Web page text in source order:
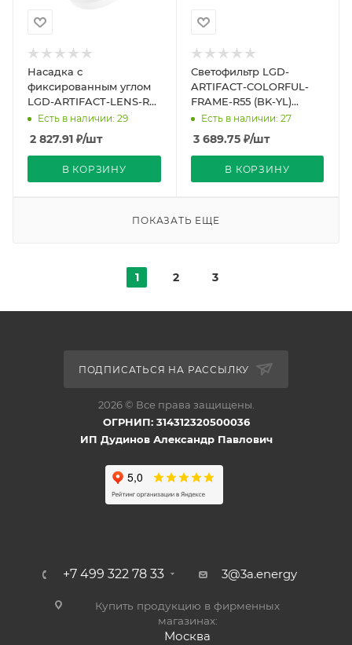
Насадка с
фиксированным углом
LGD-ARTIFACT-LENS-R65
(WH, 40 deg) (Arlight,
Есть в наличии: 29
2 827.91 ₽/шт
В КОРЗИНУ
Светофильтр LGD-
ARTIFACT-COLORFUL-
FRAME-R55 (BK-YL)
(Arlight, Металл)
Есть в наличии: 27
3 689.75₽/шт
В КОРЗИНУ
ПОКАЗАТЬ ЕЩЕ
1 2 3
ПОДПИСАТЬСЯ НА РАССЫЛКУ
2026 © Все права защищены.
ОГРНИП: 314312320500036
ИП Дудинов Александр Павлович
+7 499 322 78 33 3@3a.energy
Купить продукцию в фирменных
магазинах:
Москва